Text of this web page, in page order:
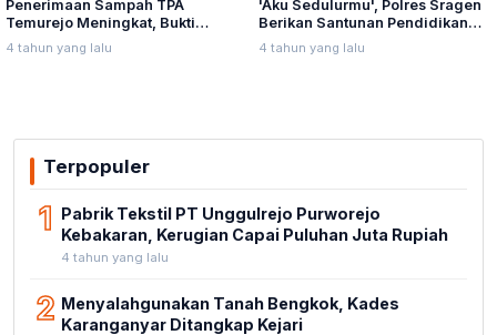
Penerimaan Sampah TPA
Temurejo Meningkat, Bukti
Masyarakat Blora Peduli
Kebersihan
4 tahun yang lalu
'Aku Sedulurmu', Polres Sragen
Berikan Santunan Pendidikan
Anak Yatim Piatu
4 tahun yang lalu
Terpopuler
1 Pabrik Tekstil PT Unggulrejo Purworejo
Kebakaran, Kerugian Capai Puluhan Juta Rupiah
4 tahun yang lalu
2 Menyalahgunakan Tanah Bengkok, Kades
Karanganyar Ditangkap Kejari